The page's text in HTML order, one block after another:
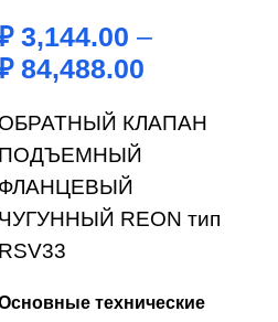
3,144.00 –
84,488.00
ОБРАТНЫЙ КЛАПАН
ПОДЪЕМНЫЙ
ФЛАНЦЕВЫЙ
ЧУГУННЫЙ REON тип
RSV33
технические